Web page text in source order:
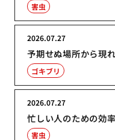
害虫
予期せぬ場所から現
2026.07.27
ゴキブリ
忙しい人のための効
2026.07.27
害虫